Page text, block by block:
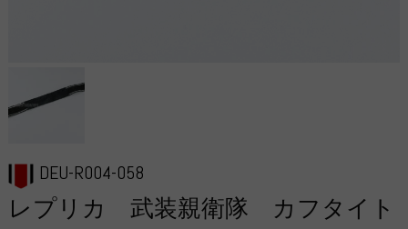
DEU-R004-058
レプリカ 武装親衛隊 カフタイト